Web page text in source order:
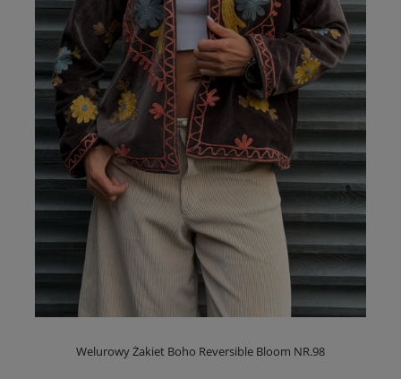
Welurowy Żakiet Boho Reversible Bloom NR.98